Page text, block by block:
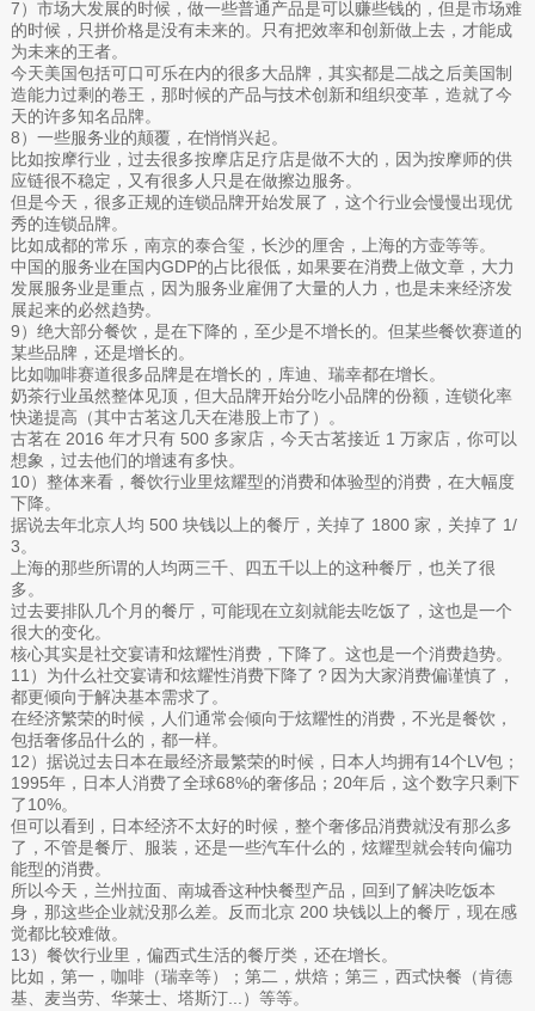
7）市场大发展的时候，做一些普通产品是可以赚些钱的，但是市场难
的时候，只拼价格是没有未来的。只有把效率和创新做上去，才能成
为未来的王者。‍
今天美国包括可口可乐在内的很多大品牌，其实都是二战之后美国制
造能力过剩的卷王，那时候的产品与技术创新和组织变革，造就了今
天的许多知名品牌。‍‍‍‍‍‍‍‍‍‍‍‍
8）一些服务业的颠覆，在悄悄兴起。
比如按摩行业，过去很多按摩店足疗店是做不大的，因为按摩师的供
应链很不稳定，又有很多人只是在做擦边服务。
但是今天，很多正规的连锁品牌开始发展了，这个行业会慢慢出现优
秀的连锁品牌。‍‍‍‍‍‍‍‍‍‍‍
比如成都的常乐，南京的泰合玺，长沙的厘舍，上海的方壶等等。
中国的服务业在国内GDP的占比很低，如果要在消费上做文章，大力
发展服务业是重点，因为服务业雇佣了大量的人力，也是未来经济发
展起来的必然趋势。‍‍‍‍‍‍‍‍‍‍‍‍‍
9）绝大部分餐饮，是在下降的，至少是不增长的。但某些餐饮赛道的
某些品牌，还是增长的。
比如咖啡赛道很多品牌是在增长的，库迪、瑞幸都在增长。
奶茶行业虽然整体见顶，但大品牌开始分吃小品牌的份额，连锁化率
快递提高（其中古茗这几天在港股上市了）。
古茗在 2016 年才只有 500 多家店，今天古茗接近 1 万家店，你可以
想象，过去他们的增速有多快。
10）整体来看，餐饮行业里炫耀型的消费和体验型的消费，在大幅度
下降。
据说去年北京人均 500 块钱以上的餐厅，关掉了 1800 家，关掉了 1/
3。
上海的那些所谓的人均两三千、四五千以上的这种餐厅，也关了很
多。
过去要排队几个月的餐厅，可能现在立刻就能去吃饭了，这也是一个
很大的变化。
核心其实是社交宴请和炫耀性消费，下降了。这也是一个消费趋势。
11）为什么社交宴请和炫耀性消费下降了？因为大家消费偏谨慎了，
都更倾向于解决基本需求了。
在经济繁荣的时候，人们通常会倾向于炫耀性的消费，不光是餐饮，
包括奢侈品什么的，都一样。
12）据说过去日本在最经济最繁荣的时候，日本人均拥有14个LV包；
1995年，日本人消费了全球68%的奢侈品；20年后，这个数字只剩下
了10%。
但可以看到，日本经济不太好的时候，整个奢侈品消费就没有那么多
了，不管是餐厅、服装，还是一些汽车什么的，炫耀型就会转向偏功
能型的消费。
所以今天，兰州拉面、南城香这种快餐型产品，回到了解决吃饭本
身，那这些企业就没那么差。反而北京 200 块钱以上的餐厅，现在感
觉都比较难做。
13）餐饮行业里，偏西式生活的餐厅类，还在增长。
比如，第一，咖啡（瑞幸等）；第二，烘焙；第三，西式快餐（肯德
基、麦当劳、华莱士、塔斯汀...）等等。